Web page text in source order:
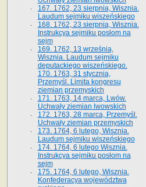
167. 1762, 23 sierpnia, Wisznia.
Laudum sejmiku wiszeńskiego
168. 1762, 23 sierpnia, Wisznia.
Instrukcya sejmiku posłom na
sejm
169. 1762, 13 września,
Wisznia. Laudum sejmiku
deputackiego wiszeńskiego.
170. 1763, 31 stycznia,
Przemyśl. Limita kongresu
ziemian przemyskich
171. 1763, 14 marca, Lwów.
Uchwały ziemian lwowskich
172. 1763, 28 marca, Przemyśl.
Uchwały ziemian przemyskich
173. 1764, 6 lutego, Wisznia.
Laudum sejmiku wiszeńskiego
174. 1764, 6 lutego Wisznia.
Instrukcya sejmiku posłom na
sejm
175. 1764, 6 lutego, Wisznia.
Konfederacya województwa